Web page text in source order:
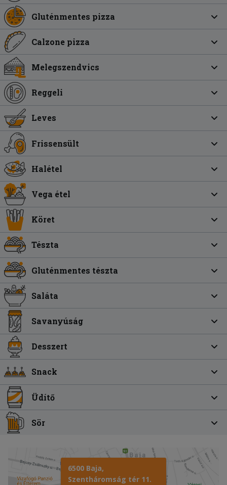
Gluténmentes pizza
Calzone pizza
Melegszendvics
Reggeli
Leves
Frissensült
Halétel
Vega étel
Köret
Tészta
Gluténmentes tészta
Saláta
Savanyúság
Desszert
Snack
Üdítő
Sör
6500 Baja,
Szentháromság tér 11.